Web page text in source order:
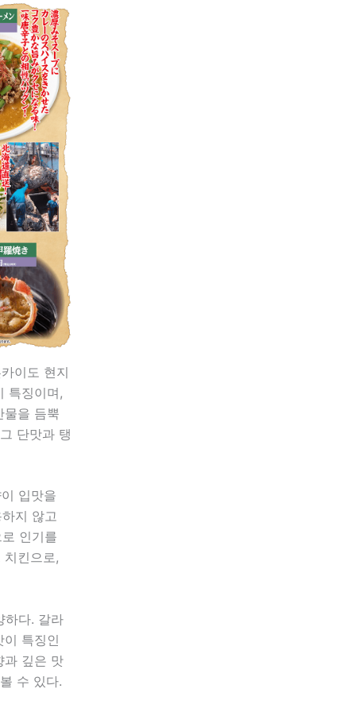
이도 현지
특징이며,
물을 듬뿍
단맛과 탱
입맛을
지 않고
인기를
치킨으로,
하다. 갈라
특징인
과 깊은 맛
수 있다.